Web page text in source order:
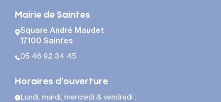
Mairie de Saintes
Square André Maudet
17100 Saintes
05 46 92 34 45
Horaires d'ouverture
Lundi, mardi, mercredi & vendredi :